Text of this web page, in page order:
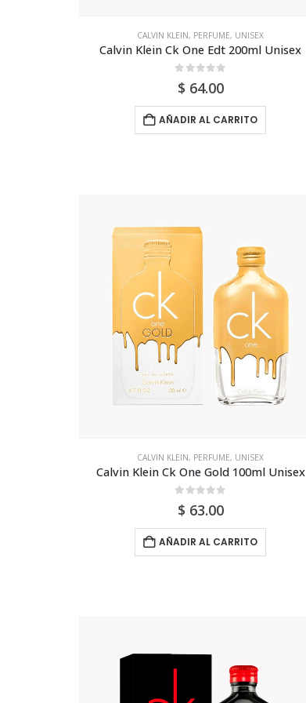
CALVIN KLEIN, PERFUME, UNISEX
Calvin Klein Ck One Edt 200ml Unisex
out of 5
$ 64.00
AÑADIR AL CARRITO
CALVIN KLEIN, PERFUME, UNISEX
Calvin Klein Ck One Gold 100ml Unisex
out of 5
$ 63.00
AÑADIR AL CARRITO